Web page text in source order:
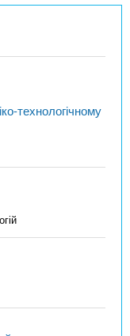
технологічному